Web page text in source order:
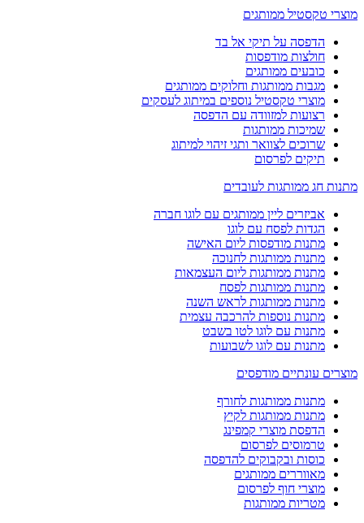
מוצרי טקסטיל ממותגים
הדפסה על תיקי אל בד
חולצות מודפסות
כובעים ממותגים
מגבות ממותגות וחלוקים ממותגים
מוצרי טקסטיל נוספים במיתוג לעסקים
רצועות למזוודה עם הדפסה
שמיכות ממותגות
שרוכים לצוואר ותגי זיהוי למיתוג
תיקים לפרסום
מתנות חג ממותגות לעובדים
אביזרים ליין ממותגים עם לוגו חברה
הגדות לפסח עם לוגו
מתנות מודפסות ליום האישה
מתנות ממותגות לחנוכה
מתנות ממותגות ליום העצמאות
מתנות ממותגות לפסח
מתנות ממותגות לראש השנה
מתנות נוספות להרכבה עצמית
מתנות עם לוגו לטו בשבט
מתנות עם לוגו לשבועות
מוצרים עונתיים מודפסים
מתנות ממותגות לחורף
מתנות ממותגות לקיץ
הדפסת מוצרי קמפינג
טרמוסים לפרסום
כוסות ובקבוקים להדפסה
מאווררים ממותגים
מוצרי חוף לפרסום
מטריות ממותגות